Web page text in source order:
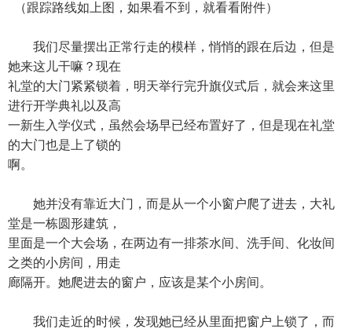
（跟踪路线如上图，如果看不到，就看看附件）
我们尽量摆出正常行走的模样，悄悄的跟在后边，但是
她来这儿干嘛？现在
礼堂的大门紧紧锁着，明天举行完升旗仪式后，就会来这里
进行开学典礼以及高
一新生入学仪式，虽然会场早已经布置好了，但是现在礼堂
的大门也是上了锁的
啊。
她并没有靠近大门，而是从一个小窗户爬了进去，大礼
堂是一栋圆形建筑，
里面是一个大会场，在两边有一排茶水间、洗手间、化妆间
之类的小房间，用走
廊隔开。她爬进去的窗户，应该是某个小房间。
我们走近的时候，发现她已经从里面把窗户上锁了，而